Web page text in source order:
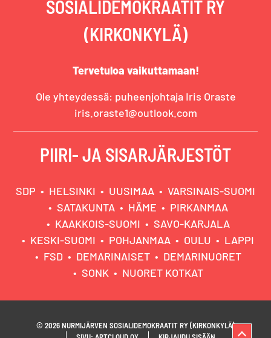
SOSIALIDEMOKRAATIT RY
(KIRKONKYLÄ)
Tervetuloa vaikuttamaan!
Ole yhteydessä: puheenjohtaja Iris Oraste
iris.oraste1@outlook.com
PIIRI- JA SISARJÄRJESTÖT
SDP HELSINKI UUSIMAA
VARSINAIS-SUOMI
SATAKUNTA
HÄME
PIRKANMAA
KAAKKOIS-SUOMI
SAVO-KARJALA
KESKI-SUOMI
POHJANMAA OULU
LAPPI
FSD
DEMARINAISET
DEMARINUORET
SONK
NUORET KOTKAT
© 2026 NURMIJÄRVEN SOSIALIDEMOKRAATIT RY (KIRKONKYLÄ)